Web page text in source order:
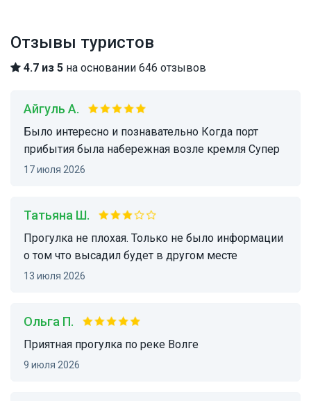
Отзывы туристов
4.7 из 5 на основании 646 отзывов
Айгуль А.
Было интересно и познавательно Когда порт
прибытия была набережная возле кремля Супер
17 июля 2026
Татьяна Ш.
Прогулка не плохая. Только не было информации
о том что высадил будет в другом месте
13 июля 2026
Ольга П.
Приятная прогулка по реке Волге
9 июля 2026